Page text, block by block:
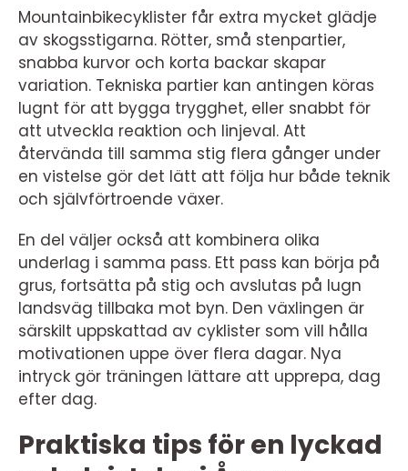
Mountainbikecyklister får extra mycket glädje
av skogsstigarna. Rötter, små stenpartier,
snabba kurvor och korta backar skapar
variation. Tekniska partier kan antingen köras
lugnt för att bygga trygghet, eller snabbt för
att utveckla reaktion och linjeval. Att
återvända till samma stig flera gånger under
en vistelse gör det lätt att följa hur både teknik
och självförtroende växer.
En del väljer också att kombinera olika
underlag i samma pass. Ett pass kan börja på
grus, fortsätta på stig och avslutas på lugn
landsväg tillbaka mot byn. Den växlingen är
särskilt uppskattad av cyklister som vill hålla
motivationen uppe över flera dagar. Nya
intryck gör träningen lättare att upprepa, dag
efter dag.
Praktiska tips för en lyckad